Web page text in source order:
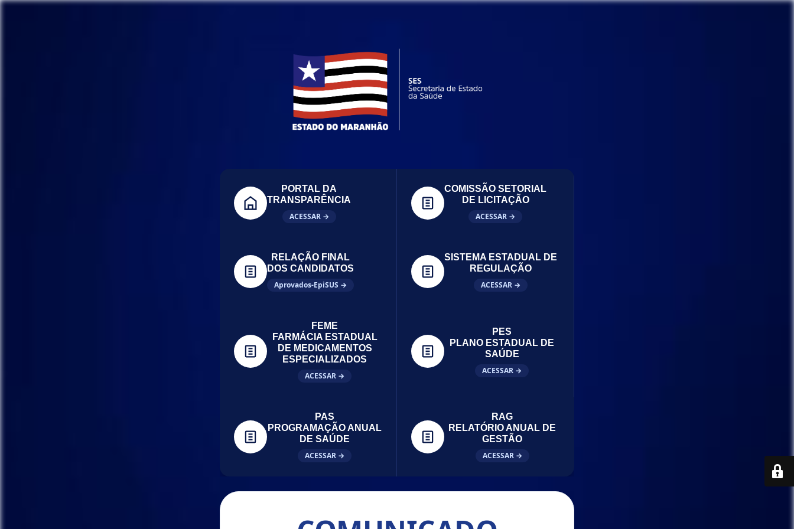
PORTAL DA
TRANSPARÊNCIA
ACESSAR →
COMISSÃO SETORIAL
DE LICITAÇÃO
ACESSAR →
RELAÇÃO FINAL
DOS CANDIDATOS
Aprovados-EpiSUS →
SISTEMA ESTADUAL DE
REGULAÇÃO
ACESSAR →
FEME
FARMÁCIA ESTADUAL
DE MEDICAMENTOS
ESPECIALIZADOS
ACESSAR →
PES
PLANO ESTADUAL DE
SAÚDE
ACESSAR →
PAS
PROGRAMAÇÃO ANUAL
DE SAÚDE
ACESSAR →
RAG
RELATÓRIO ANUAL DE
GESTÃO
ACESSAR →